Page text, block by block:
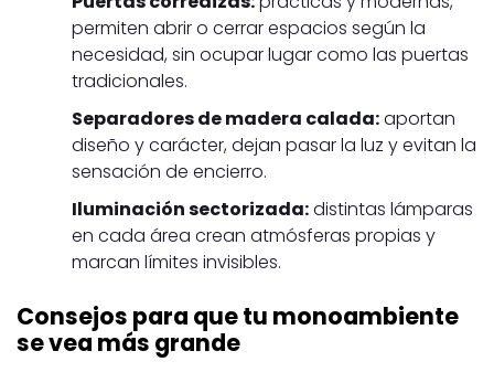
permiten abrir o cerrar espacios según la
necesidad, sin ocupar lugar como las puertas
tradicionales.
Separadores de madera calada:aportan
diseño y carácter, dejan pasar la luz y evitan la
sensación de encierro.
Iluminación sectorizada:distintas lámparas
en cada área crean atmósferas propias y
marcan límites invisibles.
Consejos para que tu monoambiente
se vea más grande